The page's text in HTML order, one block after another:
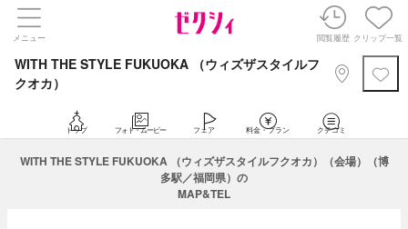
メニュー 閲覧履歴 クリップ一覧
WITH THE STYLE FUKUOKA （ウィズザスタイルフ
クオカ）
トップ フォト・ムービー フェア 料金・プラン クチコミ
WITH THE STYLE FUKUOKA （ウィズザスタイルフクオカ）（会場）（博
多駅／福岡県）の
MAP&TEL